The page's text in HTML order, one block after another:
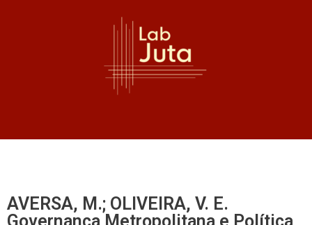
AVERSA, M.; OLIVEIRA, V. E.